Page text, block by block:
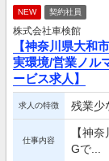
NEW 契約社員
株式会社車検館
【神奈川県大和
実環境/営業ノル
ービス求人】
求人の特徴 残業少
仕事内容
【神
Gで...